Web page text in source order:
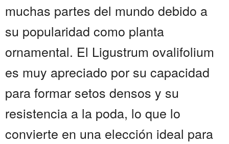
muchas partes del mundo debido a
su popularidad como planta
ornamental. El Ligustrum ovalifolium
es muy apreciado por su capacidad
para formar setos densos y su
resistencia a la poda, lo que lo
convierte en una elección ideal para